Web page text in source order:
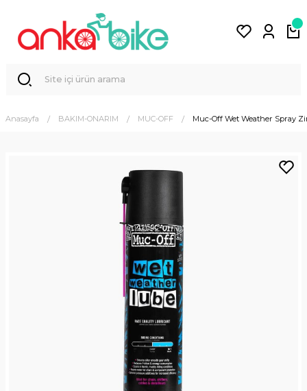
Anasayfa BAKIM-ONARIM MUC-OFF Muc-Off Wet Weather Spray